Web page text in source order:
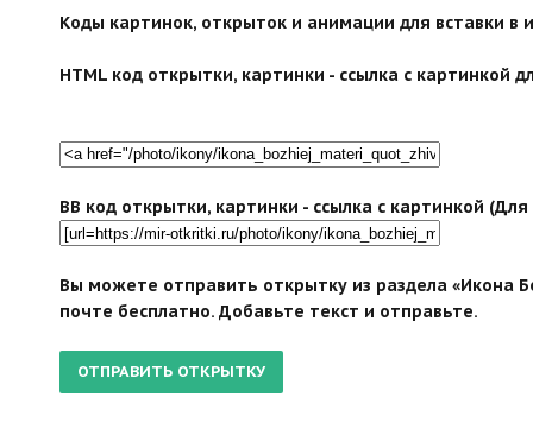
Коды картинок, открыток и анимации для вставки в
HTML код открытки, картинки - ссылка с картинкой
BB код открытки, картинки - ссылка с картинкой
Вы можете отправить открытку из раздела «Икона
почте бесплатно. Добавьте текст и отправьте.